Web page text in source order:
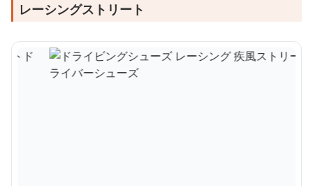
レーシングストリート